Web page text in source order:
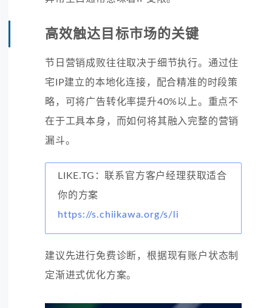
高效触达目标市场的关键
节日营销成败往往取决于细节执行。通过住
宅IP建立的本地化连接，配合精准的时段策
略，可将广告转化率提升40%以上。重点不
在于工具本身，而如何将其融入完整的营销
漏斗。
LIKE.TG：联系官方客户经理获取适合
你的方案
https://s.chiikawa.org/s/li
建议先进行免费诊断，根据现有账户状态制
定渐进式优化方案。